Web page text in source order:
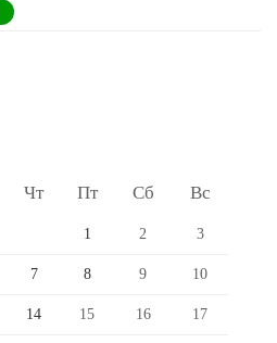
Чт Пт Сб Вс
1 2 3
7 8 9 10
14 15 16 17